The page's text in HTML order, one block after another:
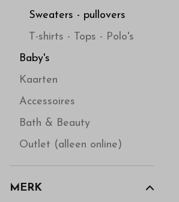
Sweaters - pullovers
T-shirts - Tops - Polo's
Baby's
Kaarten
Accessoires
Bath & Beauty
Outlet (alleen online)
MERK